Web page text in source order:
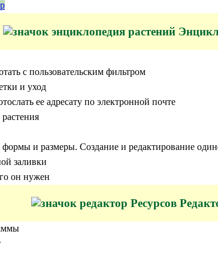
с пользовательским фильтром
и уход
ее адресату по электронной почте
формы и размеры. Создание и редактирование
заливки
он нужен